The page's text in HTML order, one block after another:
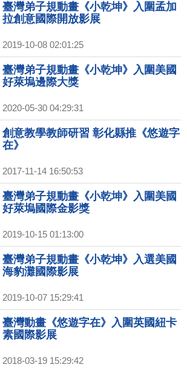
臺灣弟子規動畫《小乾坤》入圍孟加
拉創意國際開放影展
2019-10-08 02:01:25
臺灣弟子規動畫《小乾坤》入圍美國
好萊塢邊際大獎
2020-05-30 04:29:31
創意教學教師研習 彰化縣推《悠遊字
在》
2017-11-14 16:50:53
臺灣弟子規動畫《小乾坤》入圍美國
好萊塢國際金影獎
2019-10-15 01:13:00
臺灣弟子規動畫《小乾坤》入選美國
海豹灘國際影展
2019-10-07 15:29:41
臺灣動畫《悠遊字在》入圍英國紐卡
素國際影展
2018-03-19 15:29:42